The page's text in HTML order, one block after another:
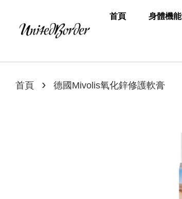
首頁 身體機能
首頁 › 德國Mivolis氧化鋅修護軟膏